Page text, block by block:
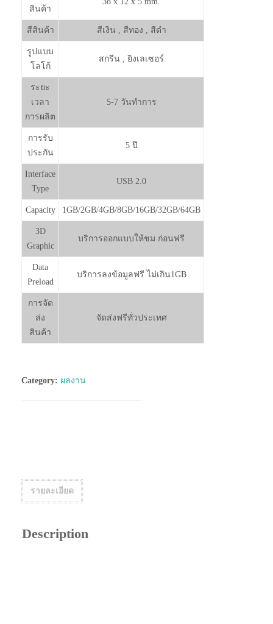
วัสดุ
สินค้า
ขนาด
สินค้า
สีสินค้า สีเงิน , สีทอง , สีดำ
รูปแบบ
โลโก้
สกรีน , ยิงเลเซอร์
ระยะ
เวลา
การผลิต
5-7 วันทำการ
การรับ
ประกัน
Interface
Type
Capacity 1GB/2GB/4GB/8GB/16GB/32GB/64GB
3D
Graphic
Data
Preload
บริการลงข้อมูลฟรี ไม่เกิน1GB
สินค้า
รายละเอียด